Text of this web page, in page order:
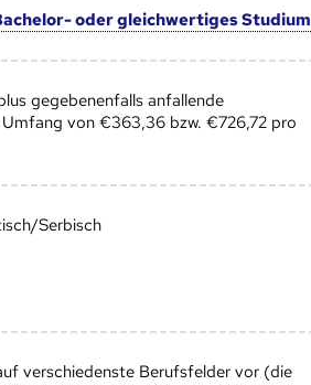
oder gleichwertiges Studium
gegebenenfalls anfallende
von €363,36 bzw. €726,72 pro
Serbisch
verschiedenste Berufsfelder vor (die